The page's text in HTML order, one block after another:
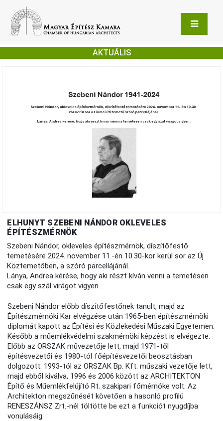
AKTUÁLIS
ELHUNYT SZEBENI NÁNDOR OKLEVELES
ÉPÍTÉSZMÉRNÖK
Szebeni Nándor, okleveles építészmérnök, díszítőfestő
temetésére 2024. november 11.-én 10.30-kor kerül sor az Új
Köztemetőben, a szóró parcellájánál.
Lánya, Andrea kérése, hogy aki részt kíván venni a temetésen
csak egy szál virágot vigyen.
Szebeni Nándor előbb díszítőfestőnek tanult, majd az
Építészmérnöki Kar elvégzése után 1965-ben építészmérnöki
diplomát kapott az Építési és Közlekedési Műszaki Egyetemen.
Később a műemlékvédelmi szakmérnöki képzést is elvégezte.
Előbb az ORSZAK művezetője lett, majd 1971-től
építésvezetői és 1980-tól főépítésvezetői beosztásban
dolgozott. 1993-tól az ORSZAK Bp. Kft. műszaki vezetője lett,
majd ebből kiválva, 1996 és 2006 között az ARCHITEKTON
Építő és Műemlékfelújító Rt. szakipari főmérnöke volt. Az
Architekton megszűnését követően a hasonló profilú
RENESZÁNSZ Zrt.-nél töltötte be ezt a funkciót nyugdíjba
vonulásáig.